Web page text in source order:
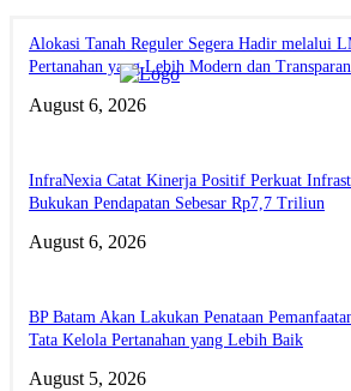
Alokasi Tanah Reguler Segera Hadir melalui
Pertanahan yang Lebih Modern dan Transparan
August 6, 2026
InfraNexia Catat Kinerja Positif Perkuat
Bukukan Pendapatan Sebesar Rp7,7 Triliun
August 6, 2026
BP Batam Akan Lakukan Penataan
Tata Kelola Pertanahan yang Lebih Baik
August 5, 2026